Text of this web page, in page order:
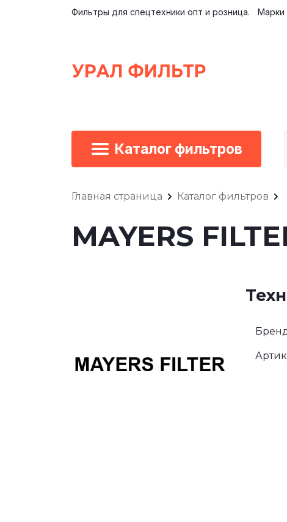
Каталог фильтров
Фильтры для спецтехники опт и розница. Марки
Главная страница Каталог фильтров
MAYERS